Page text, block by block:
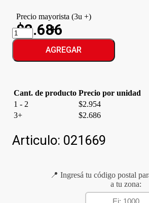
Precio mayorista (3u +)
$2.686
OTOWIL
KIT
COLORACION
cantidad
AGREGAR
Cant. de producto Precio por unidad
1 - 2
$2.954
3+
$2.686
Articulo: 021669
📍 Ingresá tu código postal
a tu zona: